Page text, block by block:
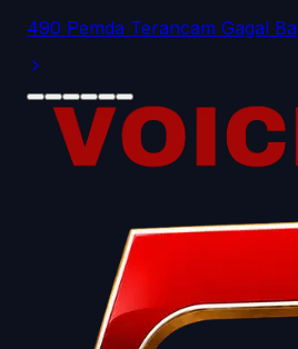
490 Pemda Terancam Gagal